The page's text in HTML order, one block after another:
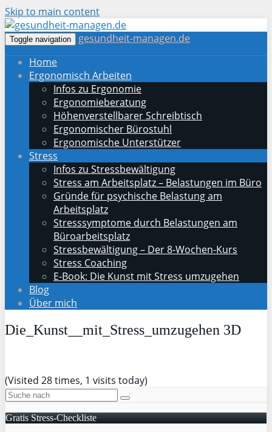
Skip to main content
Toggle navigation
gesundheit-managen.de
Home
Ergonomisch Arbeiten
Infos zu Ergonomie
Ergonomieberatung
Höhenverstellbarer Schreibtisch
Ergonomischer Bürostuhl
Ergonomische Unterstützer
Stress
Infos zu Stressbewältigung
Stress am Arbeitsplatz – Belastungen im Büro
Gründe für psychische Belastung am
Arbeitsplatz
Stresssymptome durch Belastungen am
Büroarbeitsplatz
Stressbewältigung – Der 8-Wochen-Kurs
Stress Coaching
E-Book: Die Kunst mit Stress umzugehen
Blog
Über mich
Die_Kunst__mit_Stress_umzugehen 3D
(Visited 28 times, 1 visits today)
Gratis Stress-Checkliste